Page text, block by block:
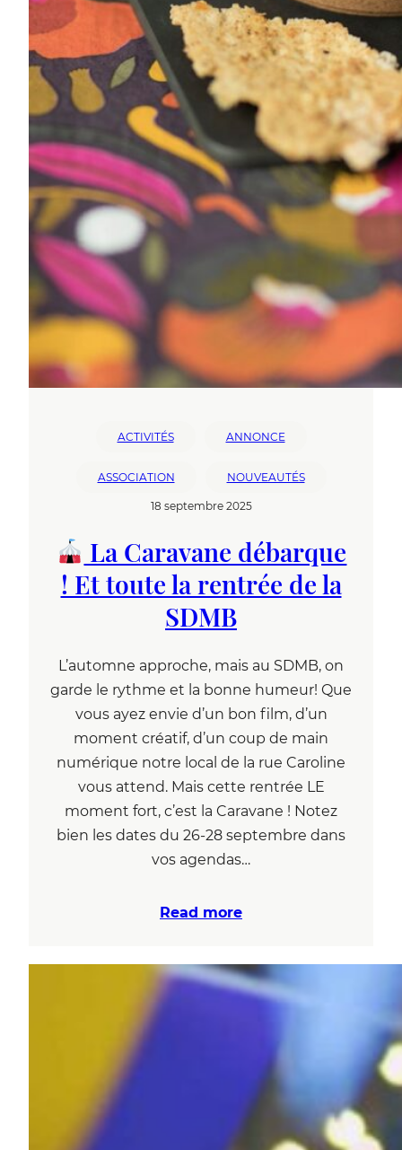
ACTIVITÉS ANNONCE
ASSOCIATION NOUVEAUTÉS
18 septembre 2025
La Caravane débarque
! Et toute la rentrée de la
SDMB
L’automne approche, mais au SDMB, on
garde le rythme et la bonne humeur! Que
vous ayez envie d’un bon film, d’un
moment créatif, d’un coup de main
numérique notre local de la rue Caroline
vous attend. Mais cette rentrée LE
moment fort, c’est la Caravane ! Notez
bien les dates du 26-28 septembre dans
vos agendas…
Read more